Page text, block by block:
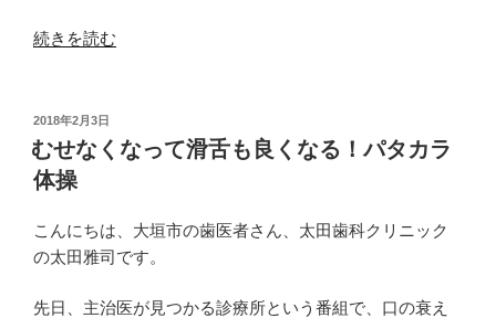
“睡
債！
睡
眠
時
無
呼
症
続きを読む
投
稿
日:
2018年2月3日
むせなくなって滑舌も良くなる！パタカラ
体操
こんにちは、大垣市の歯医者さん、太田歯科クリニック
の太田雅司です。
先日、主治医が見つかる診療所という番組で、口の衰え